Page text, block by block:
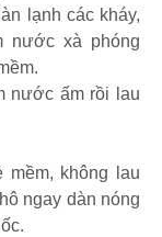
lạnh các kháy,
nước xà phóng
nước ấm rồi lau
mềm, không lau
ngay dàn nóng